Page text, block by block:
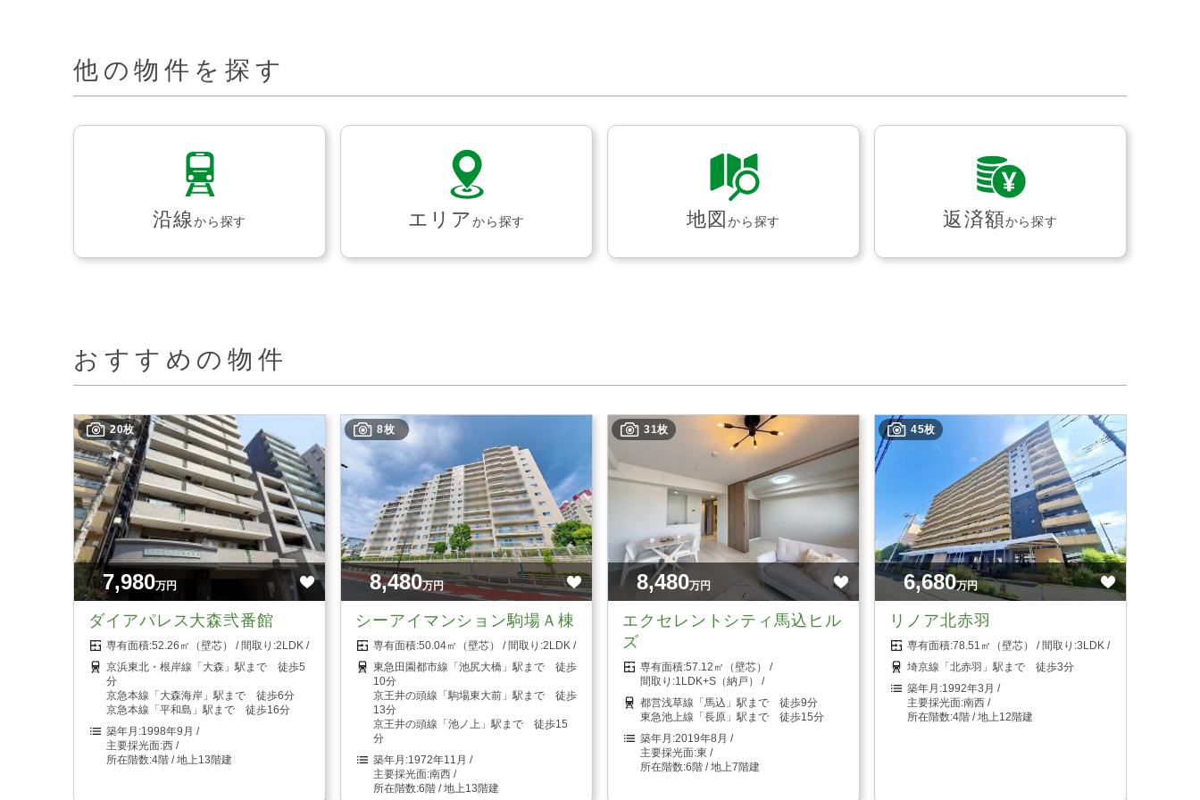
他の物件を探す
沿線から探す エリアから探す 地図から探す 返済額から探す
おすすめの物件
20枚
7,980万円
ダイアパレス大森弐番館
52.26㎡（壁芯）
2LDK
京浜東北・根岸線「大森」駅まで 徒歩5
分
京急本線「大森海岸」駅まで 徒歩6分
京急本線「平和島」駅まで 徒歩16分
1998年9月
西
4階 / 地上13階建
8枚
8,480万円
シーアイマンション駒場Ａ棟
50.04㎡（壁芯）
2LDK
東急田園都市線「池尻大橋」駅まで 徒歩
10分
京王井の頭線「駒場東大前」駅まで 徒歩
13分
京王井の頭線「池ノ上」駅まで 徒歩15
分
1972年11月
南西
6階 / 地上13階建
31枚
8,480万円
エクセレントシティ馬込ヒル
ズ
57.12㎡（壁芯）
1LDK+S（納戸）
都営浅草線「馬込」駅まで 徒歩9分
東急池上線「長原」駅まで 徒歩15分
2019年8月
東
6階 / 地上7階建
45枚
6,680万円
リノア北赤羽
78.51㎡（壁芯）
3LDK
埼京線「北赤羽」駅まで 徒歩3分
1992年3月
南西
4階 / 地上12階建